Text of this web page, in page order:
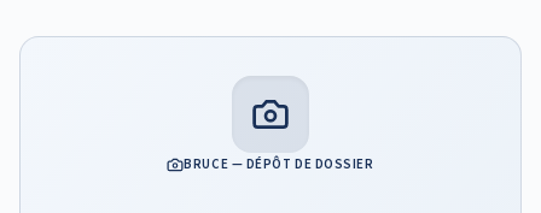
BRUCE — DÉPÔT DE DOSSIER